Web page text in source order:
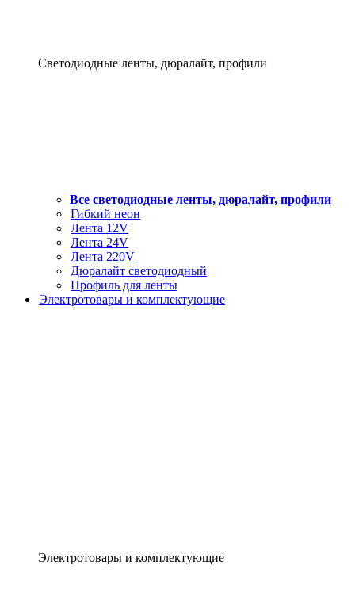
Светодиодные ленты, дюралайт, профили
Все светодиодные ленты, дюралайт, профили
Гибкий неон
Лента 12V
Лента 24V
Лента 220V
Дюралайт светодиодный
Профиль для ленты
Электротовары и комплектующие
Электротовары и комплектующие